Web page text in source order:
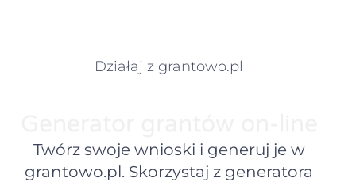
Działaj z grantowo.pl
Twórz swoje wnioski i generuj je w
grantowo.pl. Skorzystaj z generatora